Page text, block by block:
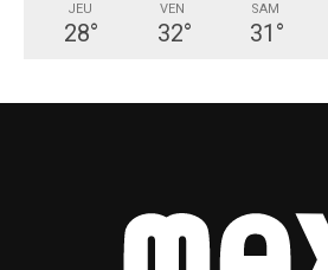
JEU
28°
VEN
32°
SAM
31 °